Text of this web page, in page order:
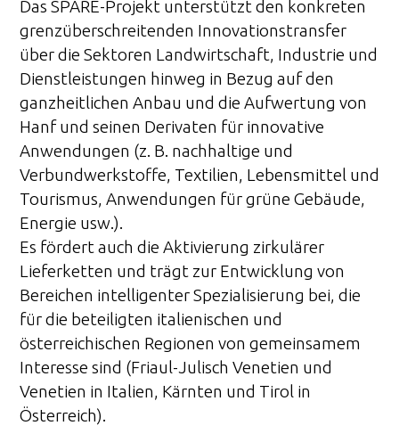
Das SPARE-Projekt unterstützt den konkreten
grenzüberschreitenden Innovationstransfer
über die Sektoren Landwirtschaft, Industrie und
Dienstleistungen hinweg in Bezug auf den
ganzheitlichen Anbau und die Aufwertung von
Hanf und seinen Derivaten für innovative
Anwendungen (z. B. nachhaltige und
Verbundwerkstoffe, Textilien, Lebensmittel und
Tourismus, Anwendungen für grüne Gebäude,
Energie usw.).
Es fördert auch die Aktivierung zirkulärer
Lieferketten und trägt zur Entwicklung von
Bereichen intelligenter Spezialisierung bei, die
für die beteiligten italienischen und
österreichischen Regionen von gemeinsamem
Interesse sind (Friaul-Julisch Venetien und
Venetien in Italien, Kärnten und Tirol in
Österreich).